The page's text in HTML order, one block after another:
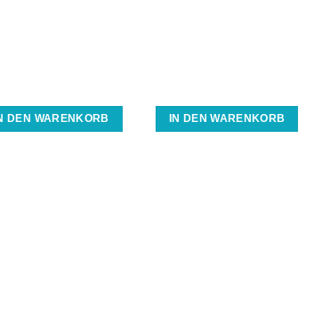
DEN WARENKORB IN DEN WARENKORB